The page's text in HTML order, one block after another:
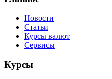
Новости
Статьи
Курсы валют
Сервисы
Курсы